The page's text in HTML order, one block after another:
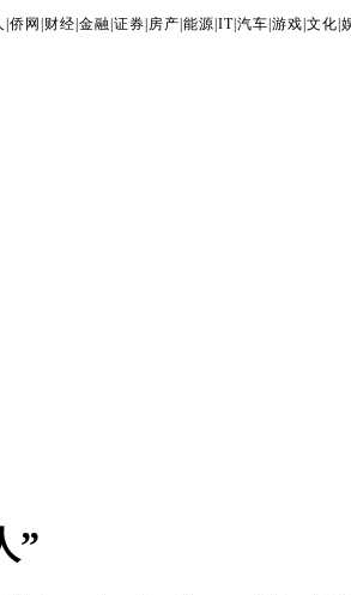
侨网 财经 金融 证券 房产 能源 IT| 汽车 游戏 文化
”